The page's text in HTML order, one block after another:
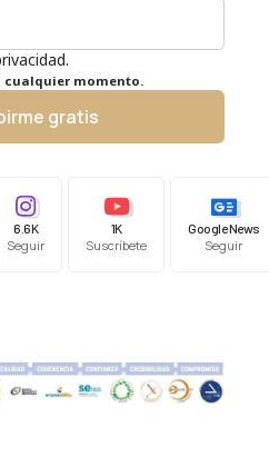
cualquier momento.
gratis
6.6K
Seguir
1K
Suscríbete
Google News
Seguir